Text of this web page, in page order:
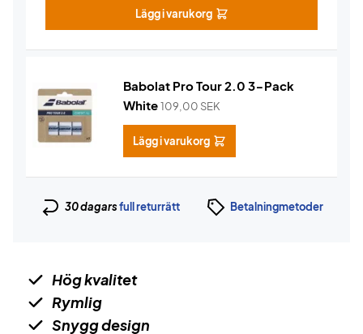
Lägg i varukorg
Babolat Pro Tour 2.0 3-Pack
White109,00 SEK
Lägg i varukorg
30 dagarsfull returrätt Betalningmetoder
Hög kvalitet
Rymlig
Snygg design